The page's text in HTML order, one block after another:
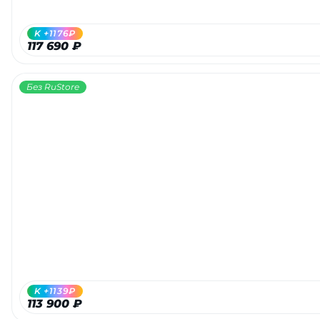
117 690 ₽
K +1176₽
Без RuStore
113 900 ₽
K +1139₽